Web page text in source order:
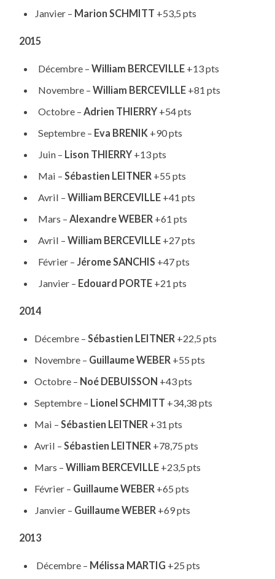
Janvier – Marion SCHMITT +53,5 pts
2015
Décembre – William BERCEVILLE+13 pts
Novembre – William BERCEVILLE+81 pts
Octobre – Adrien THIERRY+54 pts
Septembre – Eva BRENIK +90 pts
Juin – Lison THIERRY +13 pts
Mai – Sébastien LEITNER +55 pts
Avril – William BERCEVILLE +41 pts
Mars – Alexandre WEBER +61 pts
Avril – William BERCEVILLE +27 pts
Février – Jérome SANCHIS +47 pts
Janvier – Edouard PORTE +21 pts
2014
Décembre – Sébastien LEITNER +22,5 pts
Novembre – Guillaume WEBER +55 pts
Octobre – Noé DEBUISSON +43 pts
Septembre – Lionel SCHMITT +34,38 pts
Mai – Sébastien LEITNER+31 pts
Avril – Sébastien LEITNER+78,75 pts
Mars – William BERCEVILLE+23,5 pts
Février – Guillaume WEBER+65 pts
Janvier – Guillaume WEBER+69 pts
2013
Décembre – Mélissa MARTIG +25 pts